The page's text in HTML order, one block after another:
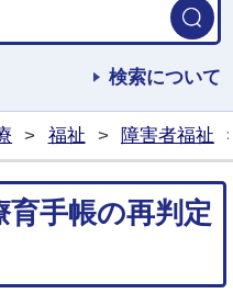
検索について
> 福祉 > 障害者福祉
育手帳の再判定